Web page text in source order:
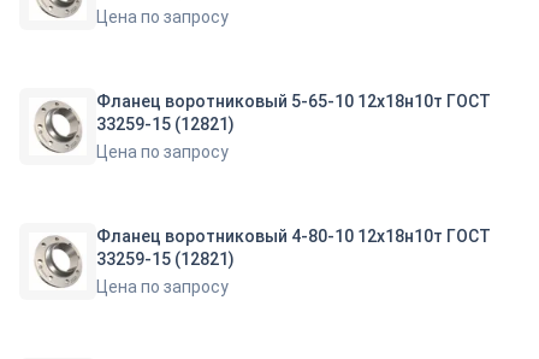
Цена по запросу
Фланец воротниковый 5-65-10 12х18н10т ГОСТ
33259-15 (12821)
Цена по запросу
Фланец воротниковый 4-80-10 12х18н10т ГОСТ
33259-15 (12821)
Цена по запросу